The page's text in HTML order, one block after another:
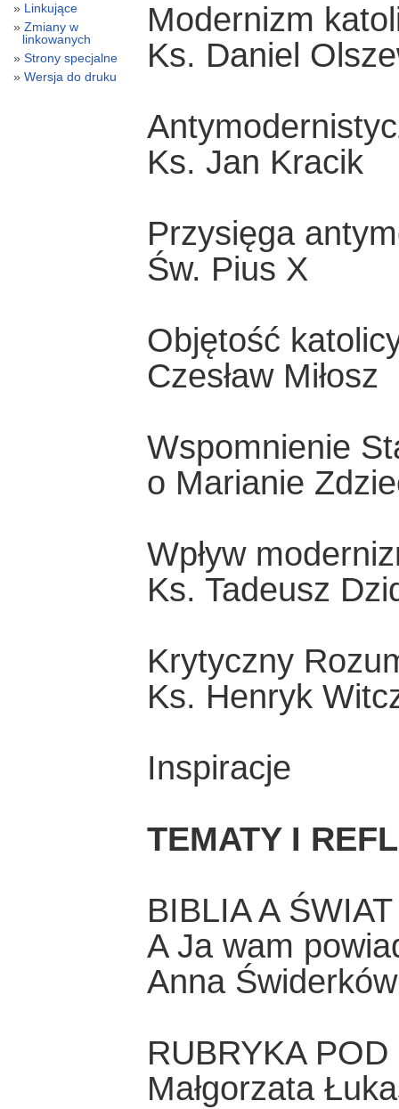
Modernizm
Ks. Daniel
Ks. Jan Kracik
Przysięga
Św. Pius X
Objętość
Czesław Miłosz
Wspomnienie
o Marianie
Wpływ
Ks. Tadeusz
Krytyczny
Ks. Henryk
Inspiracje
TEMATY I
BIBLIA A
A Ja wam
Anna
RUBRYKA
Małgorzata
Linkujące
Zmiany w
linkowanych
Strony specjalne
Wersja do druku